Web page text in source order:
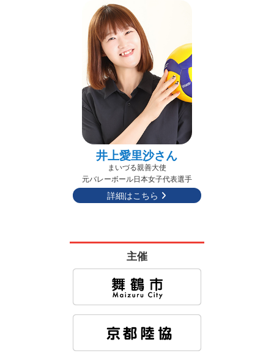
井上愛里沙さん
まいづる親善大使
元バレーボール日本女子代表選手
詳細はこちら
主催